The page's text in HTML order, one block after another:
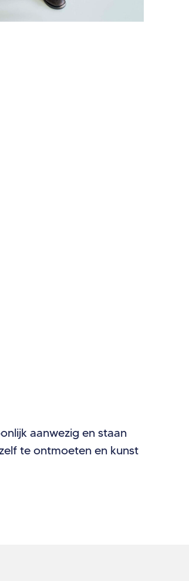
aanwezig en staan
te ontmoeten en kunst